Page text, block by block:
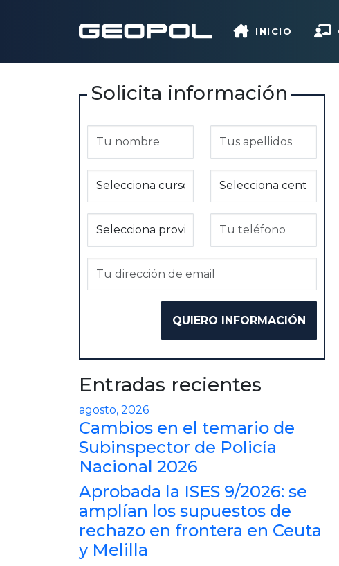
INICIO
Solicita información
Entradas recientes
agosto, 2026
Cambios en el temario de
Subinspector de Policía
Nacional 2026
Aprobada la ISES 9/2026: se
amplían los supuestos de
rechazo en frontera en Ceuta
y Melilla